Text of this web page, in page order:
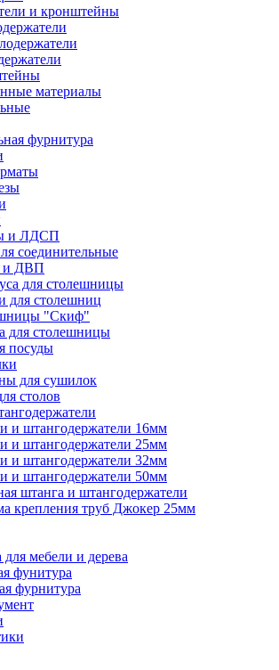
и кронштейны
материалы
фурнитура
и ЛДСП
соединительные
ДВП
для столешницы
для столешниц
"Скиф"
для столешницы
посуды
для сушилок
столов
и штангодержатели 16мм
и штангодержатели 25мм
и штангодержатели 32мм
и штангодержатели 50мм
штанга и штангодержатели
крепления труб Джокер 25мм
для мебели и дерева
фунитура
фурнитура